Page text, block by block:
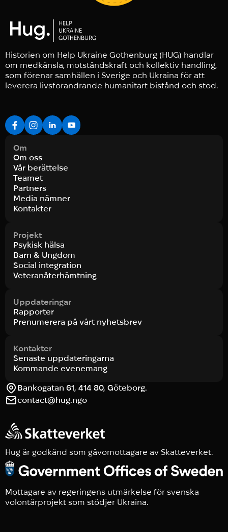
Historien om Help Ukraine Gothenburg (HUG) handlar
om medkänsla, motståndskraft och kollektiv handling,
som förenar samhällen i Sverige och Ukraina för att
leverera livsförändrande humanitärt bistånd och stöd.
Om
Om oss
Vår berättelse
Teamet
Partners
Media nämner
Kontakter
Projekt
Psykisk hälsa
Barn & Ungdom
Social integration
Veteranåterhämtning
Uppdateringar
Rapporter
Prenumerera på vårt nyhetsbrev
Kontakter
Senaste uppdateringarna
Kommande evenemang
Bankogatan 61, 414 80, Göteborg.
contact@hug.ngo
Hug är godkänd som gåvomottagare av Skatteverket.
Mottagare av regeringens utmärkelse för svenska
volontärprojekt som stödjer Ukraina.